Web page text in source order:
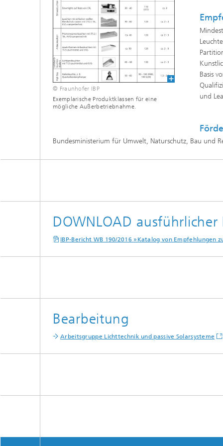
© Fraunhofer IBP
Exemplarische Produktklassen für eine
mögliche Außerbetriebnahme.
Basis
und
Bundesministerium für Umwelt, Natur­schutz, Bau und
DOWNLOAD
IBP-Bericht WB 190/2016 »Katalog von Empfehlungen
Bearbeitung
Arbeitsgruppe Lichttechnik und passive Solarsysteme